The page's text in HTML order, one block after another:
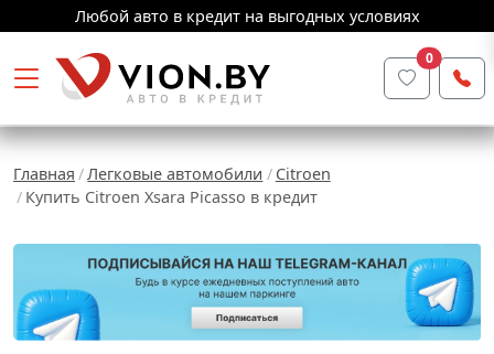
Любой авто в кредит на выгодных условиях
0
Главная Легковые автомобили
Citroen
Купить Citroen Xsara Picasso в кредит